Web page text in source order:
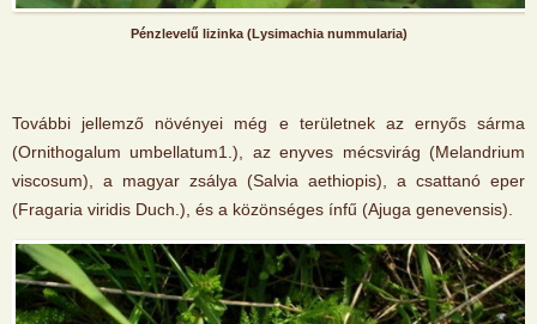
Pénzlevelű lizinka (Lysimachia nummularia)
További jellemző növényei még e területnek az ernyős sárma
(Ornithogalum umbellatum1.), az enyves mécsvirág (Melandrium
viscosum), a magyar zsálya (Salvia aethiopis), a csattanó eper
(Fragaria viridis Duch.), és a közönséges ínfű (Ajuga genevensis).